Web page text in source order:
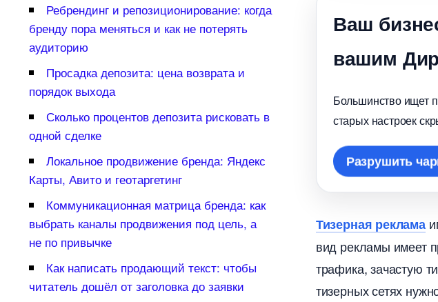
аш
ашим
Большинство ищет
старых настроек
Разрушить
Тизерная реклама
ид рекламы имеет
трафика, зачастую
тизерных сетях
Ребрендинг и репозиционирование: когда
ренду пора меняться и как не потерять
аудиторию
Просадка депозита: цена возврата и
порядок выхода
Сколько процентов депозита рисковать
одной сделке
Локальное продвижение бренда: Яндекс
Карты, Авито и геотаргетин
Коммуникационная матрица бренда: как
ыбрать каналы продвижения под цель, а
не по привычке
Как написать продающий текст: чтобы
читатель дошёл от заголовка до заявки